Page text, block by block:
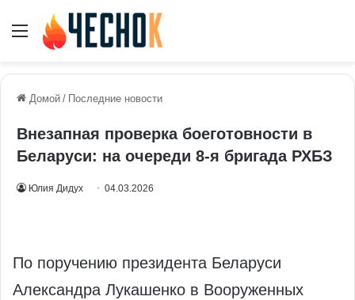
Меню
Домой / Последние новости
Внезапная проверка боеготовности в
Беларуси: на очереди 8‑я бригада РХБЗ
Юлия Дидух 04.03.2026
По поручению президента Беларуси
Александра Лукашенко в Вооруженных